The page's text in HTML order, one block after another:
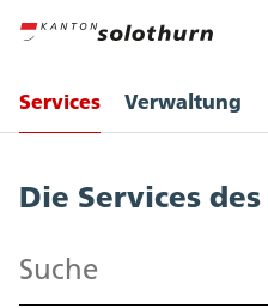
Services Verwaltung
Die Services
Suchen